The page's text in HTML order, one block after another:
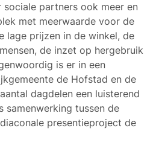
partners ook meer en
met meerwaarde voor de
lage prijzen in de winkel, de
de inzet op hergebruik
is er in een
de Hofstad en de
dagdelen een luisterend
samenwerking tussen de
presentieproject de